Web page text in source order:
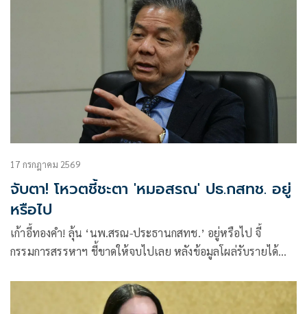
17 กรกฎาคม 2569
จับตา! โหวตชี้ชะตา 'หมอสรณ' ปธ.กสทช. อยู่
หรือไป
เก้าอี้ทองคำ! ลุ้น ‘นพ.สรณ-ประธานกสทช.’ อยู่หรือไป จี้
กรรมการสรรหาฯ ชี้ขาดให้จบไปเลย หลังข้อมูลโผล่รับรายได้